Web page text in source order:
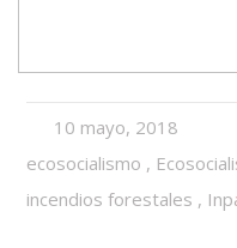
10 mayo, 2018
ecosocialismo ,
incendios forestales ,